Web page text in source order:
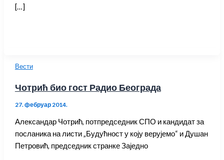
[…]
Вести
Чотрић био гост Радио Београда
27. фебруар 2014.
Александар Чотрић, потпредседник СПО и кандидат за
посланика на листи „Будућност у коју верујемо“ и Душан
Петровић, председник странке Заједно